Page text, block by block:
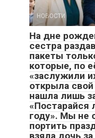
НОВОСТИ
На дне
сестра
пакеты
которые, по
«заслужили
открыла свой
нашла лишь
году». Мы не
портить